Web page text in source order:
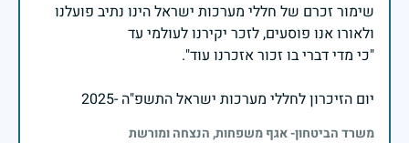
שימור זכרם של חללי מערכות ישראל הינו נתיב פועלנו
יום הזיכרון לחללי מערכות ישראל התשפ"ה -2025
משרד הביטחון- אגף משפחות, הנצחה ומורשת